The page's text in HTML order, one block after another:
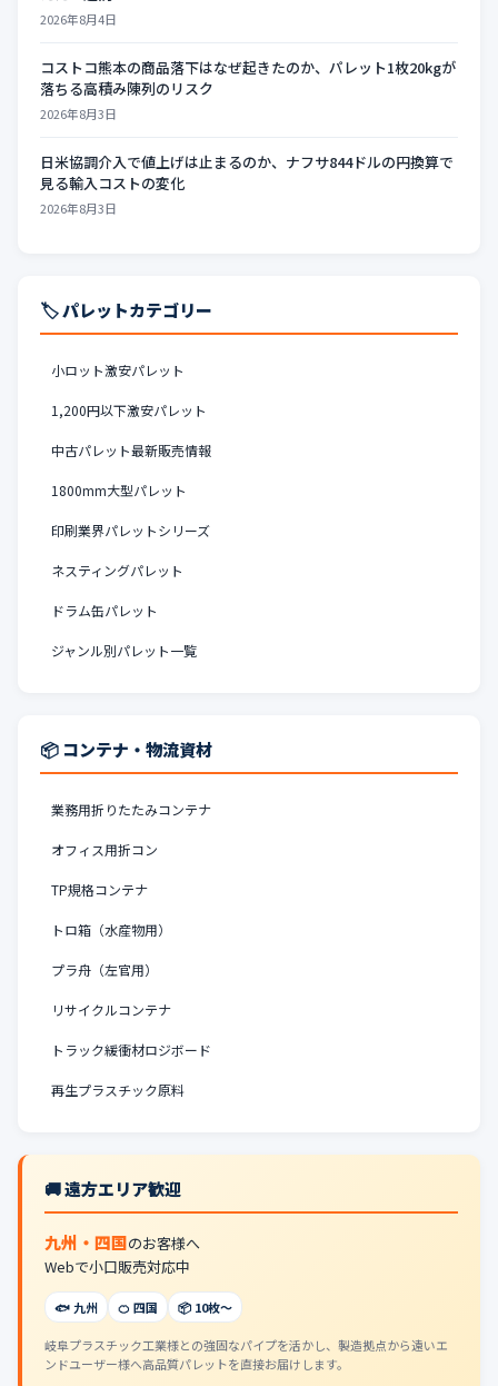
2026年8月4日
コストコ熊本の商品落下はなぜ起きたのか、パレット1枚20kgが
落ちる高積み陳列のリスク
2026年8月3日
日米協調介入で値上げは止まるのか、ナフサ844ドルの円換算で
見る輸入コストの変化
2026年8月3日
🏷️ パレットカテゴリー
小ロット激安パレット
1,200円以下激安パレット
中古パレット最新販売情報
1800mm大型パレット
印刷業界パレットシリーズ
ネスティングパレット
ドラム缶パレット
ジャンル別パレット一覧
📦 コンテナ・物流資材
業務用折りたたみコンテナ
オフィス用折コン
TP規格コンテナ
トロ箱（水産物用）
プラ舟（左官用）
リサイクルコンテナ
トラック緩衝材ロジボード
再生プラスチック原料
🚚 遠方エリア歓迎
九州・四国のお客様へ
Webで小口販売対応中
🐟 九州 🍊 四国 📦 10枚〜
岐阜プラスチック工業様との強固なパイプを活かし、製造拠点から遠いエ
ンドユーザー様へ高品質パレットを直接お届けします。